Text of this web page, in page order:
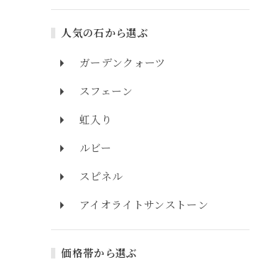
人気の石から選ぶ
ガーデンクォーツ
スフェーン
虹入り
ルビー
スピネル
アイオライトサンストーン
価格帯から選ぶ